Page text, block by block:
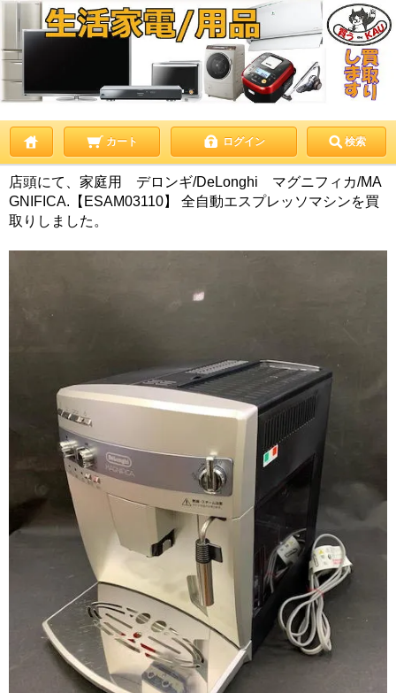
カート ログイン 検索
店頭にて、家庭用 デロンギ/DeLonghi マグニフィカ/MA
GNIFICA.【ESAM03110】 全自動エスプレッソマシンを買
取りしました。